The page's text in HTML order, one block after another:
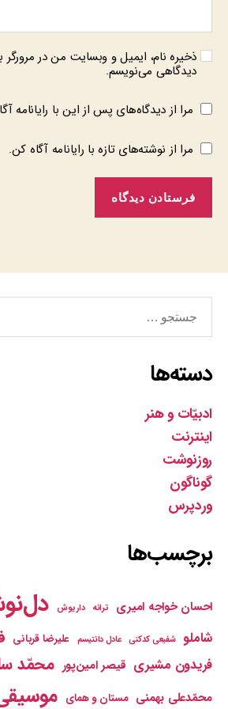
ذخیره نام، ایمیل و وبسایت من در مرورگر
دیدگاهی می‌نویسم.
مرا از دیدگاه‌های پس از این با رایانامه
مرا از نوشته‌های تازه با رایانامه آگاه کن.
دسته‌ها
ادبیّات و هنر
اینترنت
روزنوشت
گوناگون
وردپرس
برچسب‌ها
احسان خواجه امیری ترانه داریوش
شاملو شفیعی کدکنی عادل دانتیسم علیرضا قربانی
فریدون مشیری قیصر امین‌پور محمّد
محمّدعلی بهمنی مستان و همای